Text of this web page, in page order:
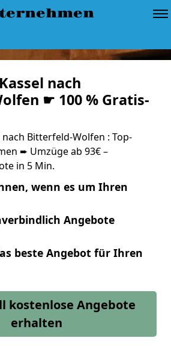
nach
☛ 100 % Gratis-
Bitterfeld-Wolfen : Top-
➨ Umzüge ab 93€ –
in 5 Min.
wenn es um Ihren
Angebote
beste Angebot für Ihren
kostenlose Angebote
erhalten